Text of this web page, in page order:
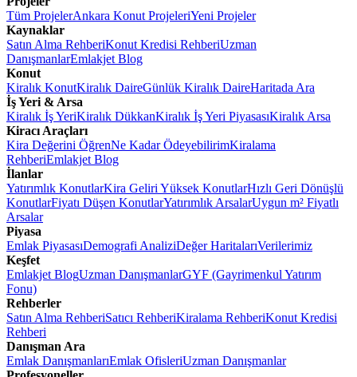
Tüm ProjelerAnkara Konut ProjeleriYeni Projeler
Kaynaklar
Satın Alma RehberiKonut Kredisi RehberiUzman
DanışmanlarEmlakjet Blog
Konut
Kiralık KonutKiralık DaireGünlük Kiralık DaireHaritada Ara
İş Yeri & Arsa
Kiralık İş YeriKiralık DükkanKiralık İş Yeri PiyasasıKiralık Arsa
Kiracı Araçları
Kira Değerini ÖğrenNe Kadar ÖdeyebilirimKiralama
RehberiEmlakjet Blog
İlanlar
Yatırımlık KonutlarKira Geliri Yüksek KonutlarHızlı Geri Dönüşlü
KonutlarFiyatı Düşen KonutlarYatırımlık ArsalarUygun m² Fiyatlı
Arsalar
Piyasa
Emlak PiyasasıDemografi AnaliziDeğer HaritalarıVerilerimiz
Keşfet
Emlakjet BlogUzman DanışmanlarGYF (Gayrimenkul Yatırım
Fonu)
Rehberler
Satın Alma RehberiSatıcı RehberiKiralama RehberiKonut Kredisi
Rehberi
Danışman Ara
Emlak DanışmanlarıEmlak OfisleriUzman Danışmanlar